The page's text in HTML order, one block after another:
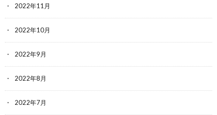
2022年11月
2022年10月
2022年9月
2022年8月
2022年7月